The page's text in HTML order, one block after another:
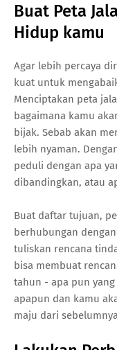
Buat Peta
Hidup kamu
Agar lebih percaya
kuat untuk
Menciptakan peta
bagaimana kamu
bijak. Sebab akan
lebih nyaman.
peduli dengan apa
dibandingkan, atau
Buat daftar tujuan,
berhubungan
tuliskan rencana
bisa membuat
tahun - apa pun
apapun dan kamu
maju dari